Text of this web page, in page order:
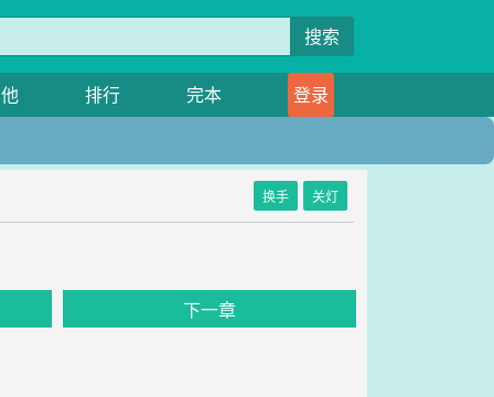
搜索
排行 完本 登录
换手 关灯
下一章